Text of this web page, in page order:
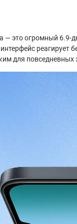
— это огромный
реагирует
для повседневных